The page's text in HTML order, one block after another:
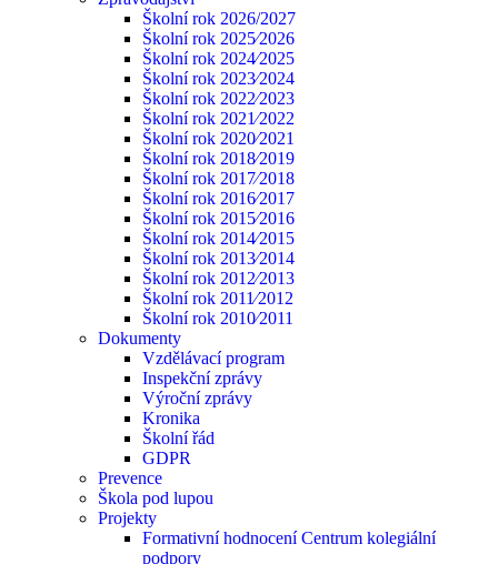
Školní rok 2026/2027
Školní rok 2025⁄2026
Školní rok 2024⁄2025
Školní rok 2023⁄2024
Školní rok 2022⁄2023
Školní rok 2021⁄2022
Školní rok 2020⁄2021
Školní rok 2018⁄2019
Školní rok 2017⁄2018
Školní rok 2016⁄2017
Školní rok 2015⁄2016
Školní rok 2014⁄2015
Školní rok 2013⁄2014
Školní rok 2012⁄2013
Školní rok 2011⁄2012
Školní rok 2010⁄2011
Dokumenty
Vzdělávací program
Inspekční zprávy
Výroční zprávy
Kronika
Školní řád
GDPR
Prevence
Škola pod lupou
Projekty
Formativní hodnocení Centrum kolegiální
podpory